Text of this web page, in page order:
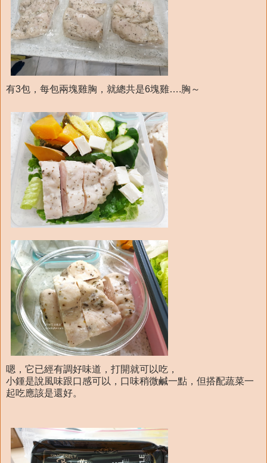
有3包，每包兩塊雞胸，就總共是6塊雞….胸～
嗯，它已經有調好味道，打開就可以吃，
小鍾是說風味跟口感可以，口味稍微鹹一點，但搭配蔬菜一
起吃應該是還好。